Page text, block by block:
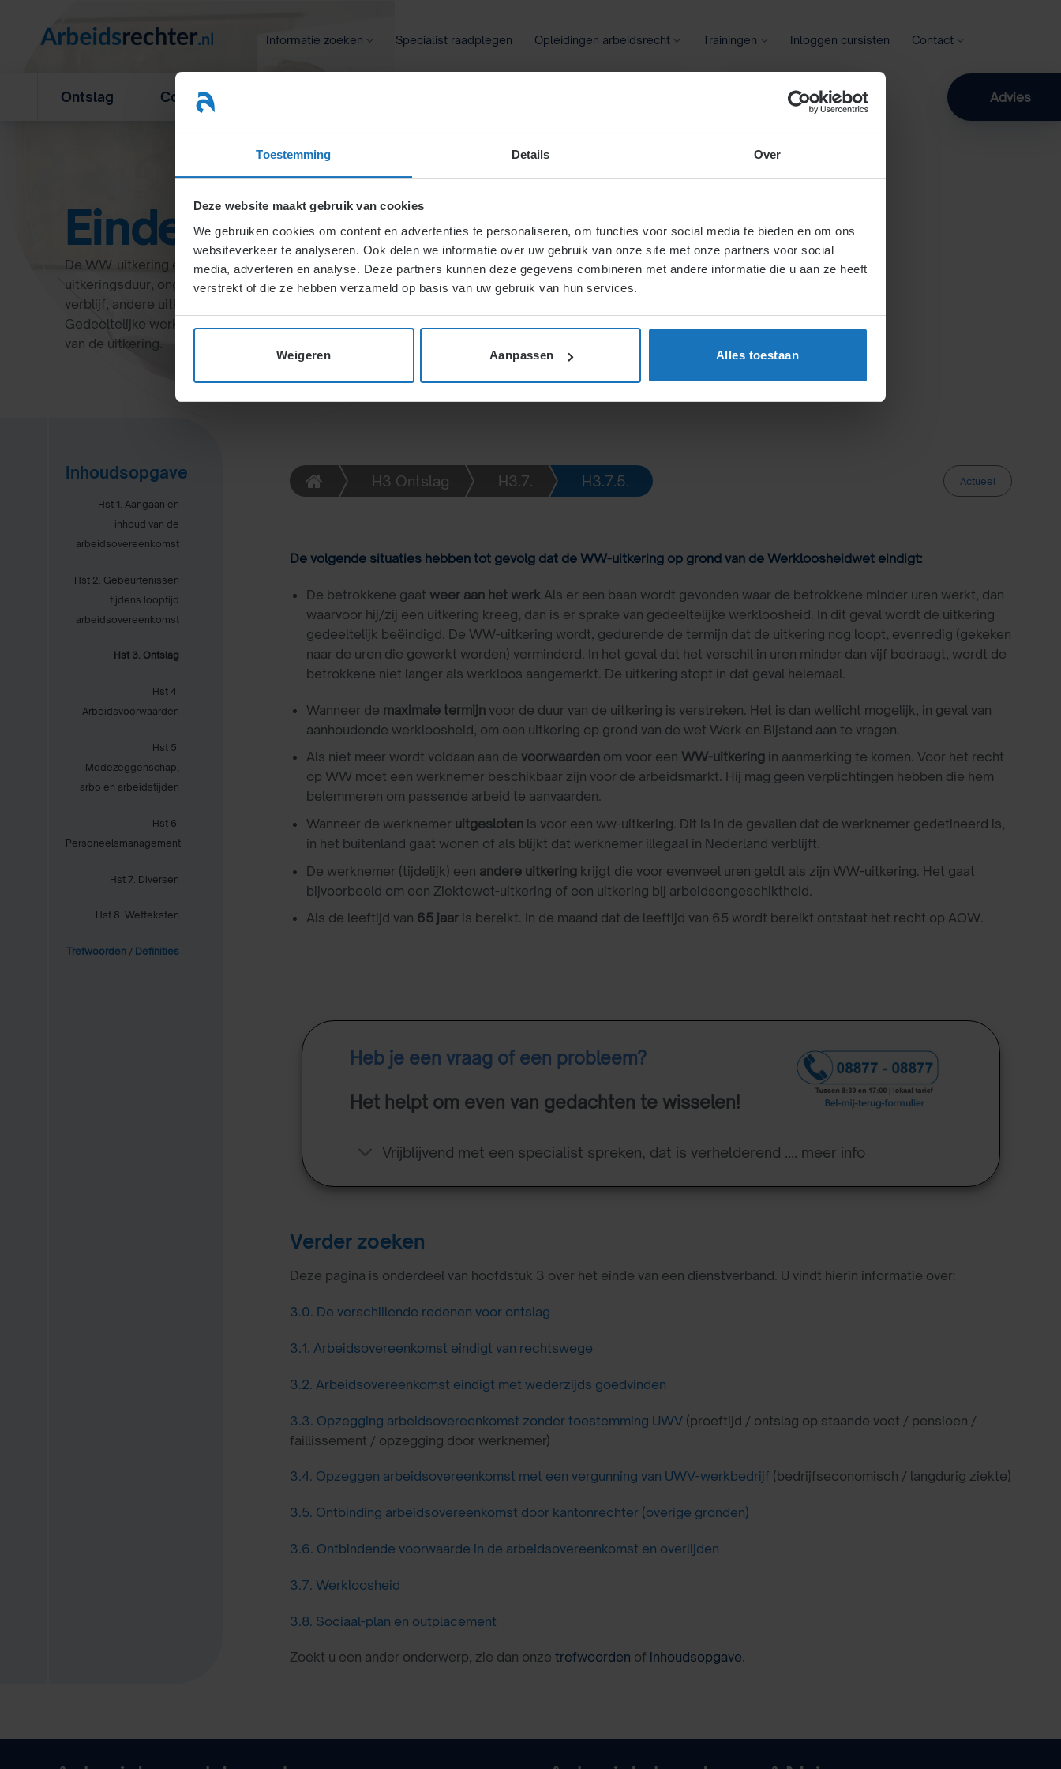
Toestemming Details Over
Deze website maakt gebruik van cookies
We gebruiken cookies om content en advertenties te personaliseren, om functies voor social media te bieden en om ons
websiteverkeer te analyseren. Ook delen we informatie over uw gebruik van onze site met onze partners voor social
media, adverteren en analyse. Deze partners kunnen deze gegevens combineren met andere informatie die u aan ze heeft
verstrekt of die ze hebben verzameld op basis van uw gebruik van hun services.
Weigeren Aanpassen Alles toestaan
Informatie zoeken Specialist raadplegen Opleidingen arbeidsrecht Trainingen Inloggen cursisten Contact
Ontslag Concurrentiebeding Zoeken Advies
Einde WW-uitkering
De WW-uitkering eindigt bij werkhervatting, het bereiken van de maximale
uitkeringsduur, ongeschiktheid voor de arbeidsmarkt, detentie, illegaal
verblijf, andere uitkering of bij het bereiken van de AOW-leeftijd.
Gedeeltelijke werkhervatting kan leiden tot vermindering of stopzetting
van de uitkering.
Inhoudsopgave
Hst 1. Aangaan en
inhoud van de
arbeidsovereenkomst
Hst 2. Gebeurtenissen
tijdens looptijd
arbeidsovereenkomst
Hst 3. Ontslag
Hst 4.
Arbeidsvoorwaarden
Hst 5.
Medezeggenschap,
arbo en arbeidstijden
Hst 6.
Personeelsmanagement
Hst 7. Diversen
Hst 8. Wetteksten
Trefwoorden / Definities
H3 Ontslag H3.7. H3.7.5. Actueel
De volgende situaties hebben tot gevolg dat de WW-uitkering op grond van de Werkloosheidwet eindigt:
De betrokkene gaat weer aan het werk.Als er een baan wordt gevonden waar de betrokkene minder uren werkt, dan
waarvoor hij/zij een uitkering kreeg, dan is er sprake van gedeeltelijke werkloosheid. In dit geval wordt de uitkering
gedeeltelijk beëindigd. De WW-uitkering wordt, gedurende de termijn dat de uitkering nog loopt, evenredig (gekeken
naar de uren die gewerkt worden) verminderd. In het geval dat het verschil in uren minder dan vijf bedraagt, wordt de
betrokkene niet langer als werkloos aangemerkt. De uitkering stopt in dat geval helemaal.
Wanneer de maximale termijnvoor de duur van de uitkering is verstreken. Het is dan wellicht mogelijk, in geval van
aanhoudende werkloosheid, om een uitkering op grond van de wet Werk en Bijstand aan te vragen.
Als niet meer wordt voldaan aan de voorwaardenom voor een WW-uitkeringin aanmerking te komen. Voor het recht
op WW moet een werknemer beschikbaar zijn voor de arbeidsmarkt. Hij mag geen verplichtingen hebben die hem
belemmeren om passende arbeid te aanvaarden.
Wanneer de werknemer uitgeslotenis voor een ww-uitkering. Dit is in de gevallen dat de werknemer gedetineerd is,
in het buitenland gaat wonen of als blijkt dat werknemer illegaal in Nederland verblijft.
De werknemer (tijdelijk) een andere uitkeringkrijgt die voor evenveel uren geldt als zijn WW-uitkering. Het gaat
bijvoorbeeld om een Ziektewet-uitkering of een uitkering bij arbeidsongeschiktheid.
Als de leeftijd van 65 jaaris bereikt. In de maand dat de leeftijd van 65 wordt bereikt ontstaat het recht op AOW.
Heb je een vraag of een probleem?
Het helpt om even van gedachten te wisselen!
Vrijblijvend met een specialist spreken, dat is verhelderend .... meer info
Verder zoeken
Deze pagina is onderdeel van hoofdstuk 3 over het einde van een dienstverband. U vindt hierin informatie over:
3.0. De verschillende redenen voor ontslag
3.1. Arbeidsovereenkomst eindigt van rechtswege
3.2. Arbeidsovereenkomst eindigt met wederzijds goedvinden
3.3. Opzegging arbeidsovereenkomst zonder toestemming UWV (proeftijd / ontslag op staande voet / pensioen /
faillissement / opzegging door werknemer)
3.4. Opzeggen arbeidsovereenkomst met een vergunning van UWV-werkbedrijf (bedrijfseconomisch / langdurig ziekte)
3.5. Ontbinding arbeidsovereenkomst door kantonrechter (overige gronden)
3.6. Ontbindende voorwaarde in de arbeidsovereenkomst en overlijden
3.7. Werkloosheid
3.8. Sociaal-plan en outplacement
Zoekt u een ander onderwerp, zie dan onze trefwoorden of inhoudsopgave.